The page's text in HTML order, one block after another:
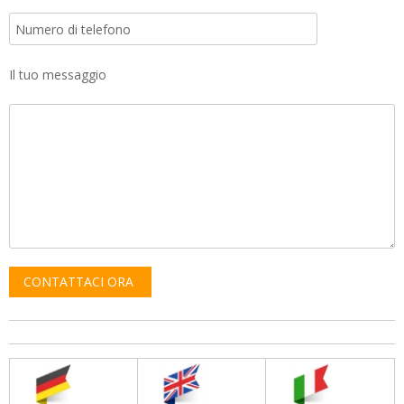
Il tuo messaggio